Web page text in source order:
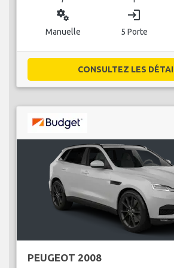
miscellaneous_services
Manuelle
login
5 Porte
CONSULTEZ LES
PEUGEOT 2008